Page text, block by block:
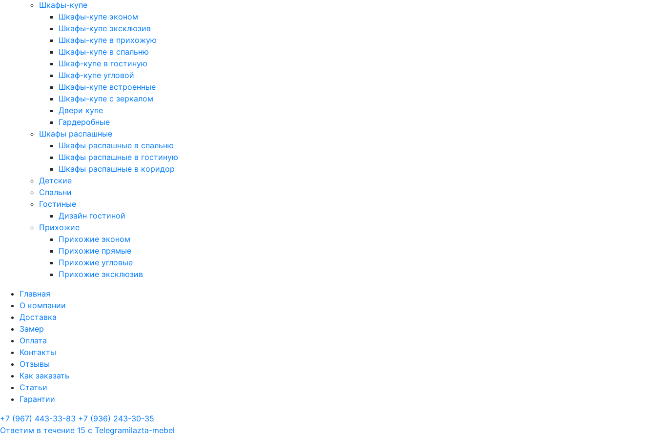
Шкафы-купе
Шкафы-купе эконом
Шкафы-купе эксклюзив
Шкафы-купе в прихожую
Шкафы-купе в спальню
Шкаф-купе в гостиную
Шкаф-купе угловой
Шкафы-купе встроенные
Шкафы-купе с зеркалом
Двери купе
Гардеробные
Шкафы распашные
Шкафы распашные в спальню
Шкафы распашные в гостиную
Шкафы распашные в коридор
Детские
Спальни
Гостиные
Дизайн гостиной
Прихожие
Прихожие эконом
Прихожие прямые
Прихожие угловые
Прихожие эксклюзив
Главная
О компании
Доставка
Замер
Оплата
Контакты
Отзывы
Как заказать
Статьи
Гарантии
+7 (967) 443-33-83 +7 (936) 243-30-35
Ответим в течение 15 с Telegramilazta-mebel